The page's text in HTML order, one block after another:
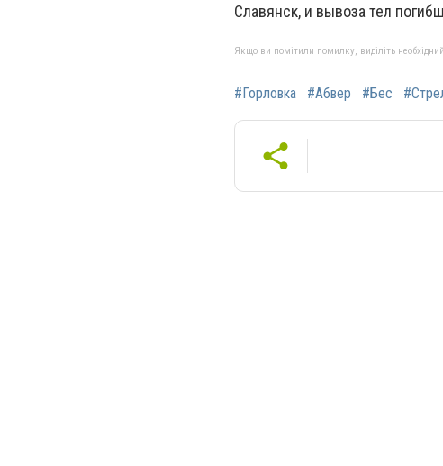
Славянск, и вывоза тел
Якщо ви помітили помилку, виділіть
#Горловка #Абвер #Бес